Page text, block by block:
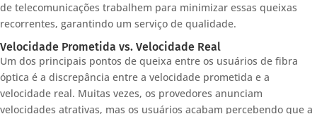
de telecomunicações trabalhem para minimizar essas queixas
recorrentes, garantindo um serviço de qualidade.
Velocidade Prometida vs. Velocidade Real
Um dos principais pontos de queixa entre os usuários de fibra
óptica é a discrepância entre a velocidade prometida e a
velocidade real. Muitas vezes, os provedores anunciam
velocidades atrativas, mas os usuários acabam percebendo que a